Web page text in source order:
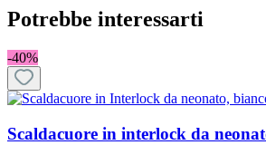
Potrebbe interessarti
-40%
Scaldacuore in interlock da